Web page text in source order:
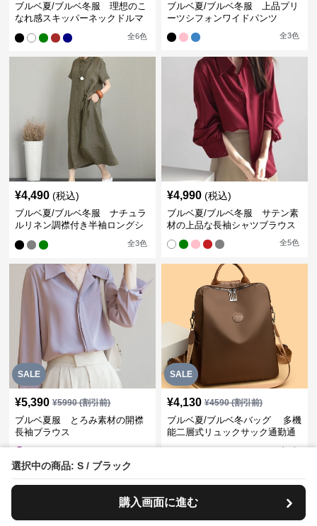
選択中の商品: S / ブラック
購入画面に進む
ブルベ夏/ブルベ冬服 理想のこ
なれ感スキッパーネックドルマ
全6色
ブルベ夏/ブルベ冬服 上品プリ
ーツシフォンワイドパンツ
全3色
¥4,490 (税込)
ブルベ夏/ブルベ冬服 ナチュラ
ルリネン調襟付き半袖ロングシ
全3色
¥4,990 (税込)
ブルベ夏/ブルベ冬服 サテン素
材の上品な長袖シャツブラウス
全5色
SALE
¥5,390 ¥5990(割引前)
ブルベ夏服 とろみ素材の開襟
長袖ブラウス
SALE
¥4,130 ¥4590(割引前)
ブルベ夏/ブルベ冬バッグ 多機
能二層式リュックサック通勤通
学対応型
人気アイテム一覧へ